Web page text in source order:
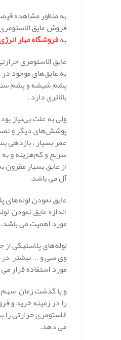
به منظور مشاهده
فروش عایق
بهفروشگاه مهار
عایق الاستومری
به عایق‌های موجود در
پشم شیشه و پشم
بالاتری دارد .
ولی به علت بی‌نیاز
پوشش‌های دیگر و
عمر بسیار ، بازدهی
سریع و کم‌هزینه و
از عایق بسیار مقرون
آل می باشد.
عایق نمودن لوله‌های
اندازه عایق نمودن
مورد اهمیت می باشد.
لوله‌های پلاستیکی از
وی سی و … بیشتر در
مورد استفاده قرار
و با گذشت زمان سهم
را در زمینه خرید و
الاستومری حرارتی
می دهد.